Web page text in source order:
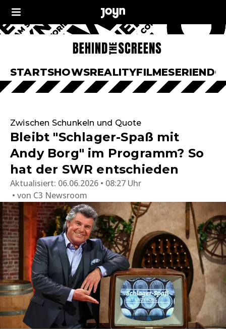
STARTSHOWSREALITYFILMESERIEN
Zwischen Schunkeln und Quote
Bleibt "Schlager-Spaß mit
Andy Borg" im Programm? So
hat der SWR entschieden
Aktualisiert: 06.06.2026 • 08:27 Uhr
von C3 Newsroom